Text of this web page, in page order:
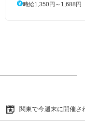
時給1,350円～1,688円
関東で今週末に開催さ